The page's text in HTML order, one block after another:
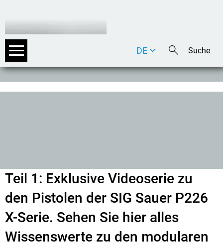
DE
EN
Teil 1: Exklusive Videoserie zu
den Pistolen der SIG Sauer P226
X-Serie. Sehen Sie hier alles
Wissenswerte zu den modularen